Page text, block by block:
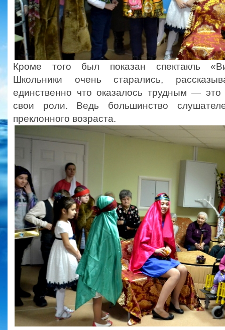
Кроме того был показан спектакль
Школьники очень старались,
единственно что оказалось трудным — это
свои роли. Ведь большинство
преклонного возраста.